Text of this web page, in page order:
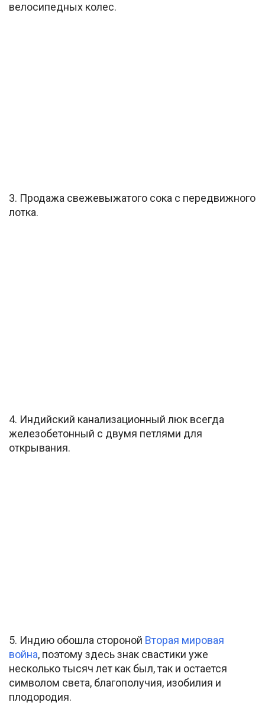
велосипедных колес.
3. Продажа свежевыжатого сока с передвижного
лотка.
4. Индийский канализационный люк всегда
железобетонный с двумя петлями для
открывания.
5. Индию обошла стороной Вторая мировая
война, поэтому здесь знак свастики уже
несколько тысяч лет как был, так и остается
символом света, благополучия, изобилия и
плодородия.